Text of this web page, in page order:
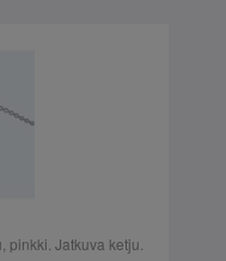
Jatkuva ketju.